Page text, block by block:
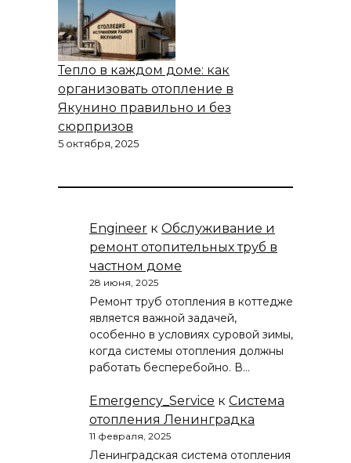
Тепло в каждом доме: как
организовать отопление в
Якунино правильно и без
сюрпризов
5 октября, 2025
Engineer к Обслуживание и
ремонт отопительных труб в
частном доме
28 июня, 2025
Ремонт труб отопления в коттедже
является важной задачей,
особенно в условиях суровой зимы,
когда системы отопления должны
работать бесперебойно. В…
Emergency_Service к Система
отопления Ленинградка
11 февраля, 2025
Ленинградская система отопления